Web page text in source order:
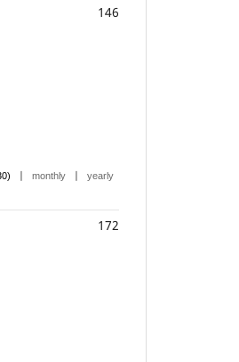
146
| monthly | yearly
172